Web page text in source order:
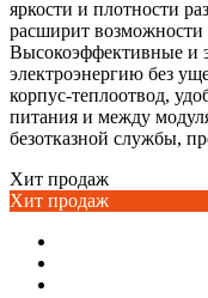
яркости и плотности
расширит
Высокоэффективные и
электроэнергию без
корпус-теплоотвод,
питания и между
безотказной службы,
Хит продаж
Хит продаж